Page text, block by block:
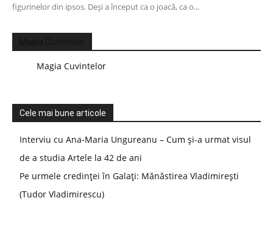
figurinelor din ipsos. Deși a început ca o joacă, ca o...
Magia Cuvintelor
Cele mai bune articole
Interviu cu Ana-Maria Ungureanu – Cum și-a urmat visul
de a studia Artele la 42 de ani
Pe urmele credinței în Galați: Mănăstirea Vladimirești
(Tudor Vladimirescu)